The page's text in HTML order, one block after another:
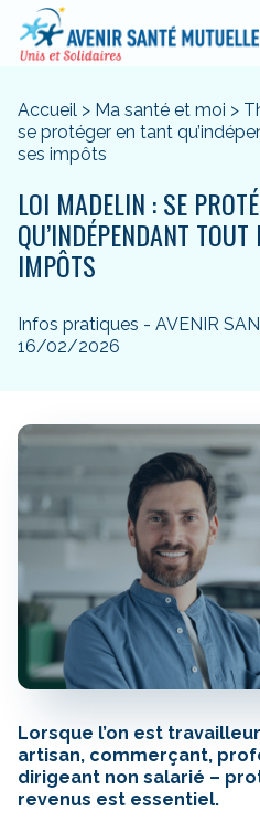
Accueil > Ma santé et moi >
se protéger en tant
ses impôts
LOI MADELIN : SE
QU’INDÉPENDANT
IMPÔTS
Infos pratiques - AVENIR
16/02/2026
Lorsque l’on est
artisan, commerçant,
dirigeant non salarié –
revenus est essentiel.